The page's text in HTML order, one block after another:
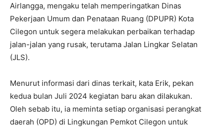
Airlangga, mengaku telah memperingatkan Dinas
Pekerjaan Umum dan Penataan Ruang (DPUPR) Kota
Cilegon untuk segera melakukan perbaikan terhadap
jalan-jalan yang rusak, terutama Jalan Lingkar Selatan
(JLS).
Menurut informasi dari dinas terkait, kata Erik, pekan
kedua bulan Juli 2024 kegiatan baru akan dilakukan.
Oleh sebab itu, ia meminta setiap organisasi perangkat
daerah (OPD) di Lingkungan Pemkot Cilegon untuk